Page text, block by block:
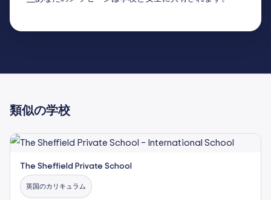
類似の学校
The Sheffield Private School
英国のカリキュラム